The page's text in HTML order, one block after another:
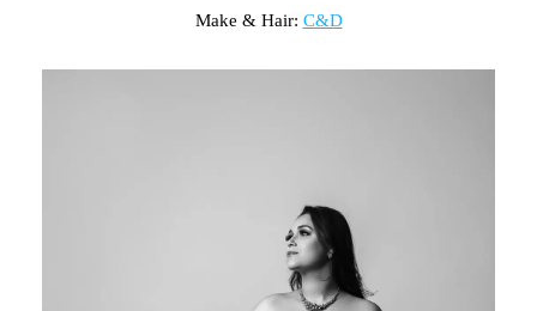
Make & Hair: C&D